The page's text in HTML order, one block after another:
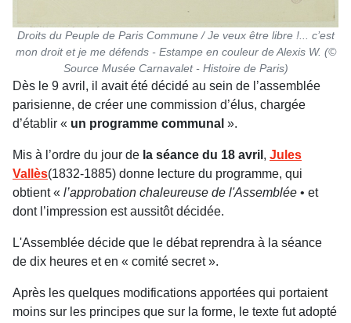
Droits du Peuple de Paris Commune / Je veux être libre !... c’est
mon droit et je me défends - Estampe en couleur de Alexis W. (©
Source Musée Carnavalet - Histoire de Paris)
Dès le 9 avril, il avait été décidé au sein de l’assemblée
parisienne, de créer une commission d’élus, chargée
d’établir « un programme communal ».
Mis à l’ordre du jour de la séance du 18 avril , Jules
Vallès(1832-1885) donne lecture du programme, qui
obtient « l’approbation chaleureuse de l'Assemblée • et
dont l’impression est aussitôt décidée.
L'Assemblée décide que le débat reprendra à la séance
de dix heures et en « comité secret ».
Après les quelques modifications apportées qui portaient
moins sur les principes que sur la forme, le texte fut adopté